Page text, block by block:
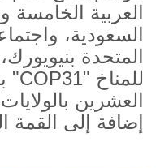
العربية الخامسة
السعودية،
المتحدة
للمناخ "COP31
"
العشرين
إضافة إلى القمة